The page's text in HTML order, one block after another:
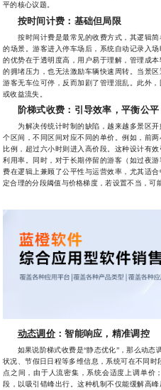
平的核心议题。
按时间计费：基础但局限
按时间计费是最常见的收费方式，其逻辑简
的场景。游客进入停车场后，系统自动记录入
的优势在于透明度高，用户易于理解，管理成
的拥堵压力，也无法激励车辆快速周转。当景
游客无车位可停，反而加剧了管理混乱。此外
或收益流失。
阶梯式收费：引导效率，平衡公平
为解决传统计时制的缺陷，越来越多景区开
个区间，不同区间对应不同的单价。例如，前
比例，超过六小时则进入高价段。这种设计有
利用率。同时，对于长期停留的游客（如过夜
费在逻辑上兼顾了公平性与运营效率，尤其适
定合理的分段阈值与价格梯度，若设置不当，可
动态调价：智能响应，精准调控
如果说阶梯式收费是“静态优化”，那么动态
状况、节假日日程等多维信息，系统可在不同
点之间，由于人流密集，系统会适度上调单价
段，以吸引错峰出行。这种机制不仅能缓解高